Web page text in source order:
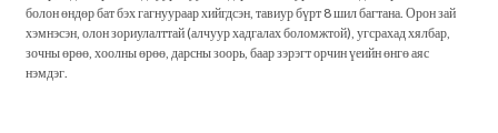
болон өндөр бат бэх гагнуураар хийгдсэн, тавиур бүрт 8 шил багтана. Орон зай
хэмнэсэн, олон зориулалттай (алчуур хадгалах боломжтой), угсрахад хялбар,
зочны өрөө, хоолны өрөө, дарсны зоорь, баар зэрэгт орчин үеийн өнгө аяс
нэмдэг.